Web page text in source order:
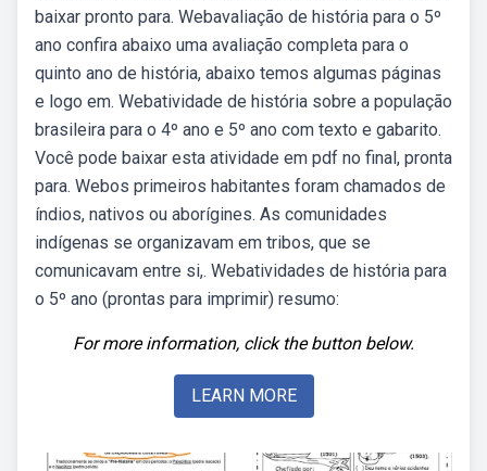
baixar pronto para. Webavaliação de história para o 5º
ano confira abaixo uma avaliação completa para o
quinto ano de história, abaixo temos algumas páginas
e logo em. Webatividade de história sobre a população
brasileira para o 4º ano e 5º ano com texto e gabarito.
Você pode baixar esta atividade em pdf no final, pronta
para. Webos primeiros habitantes foram chamados de
índios, nativos ou aborígines. As comunidades
indígenas se organizavam em tribos, que se
comunicavam entre si,. Webatividades de história para
o 5º ano (prontas para imprimir) resumo:
For more information, click the button below.
LEARN MORE